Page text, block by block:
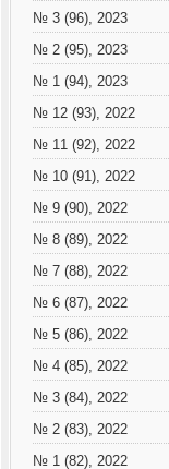
№ 3 (96), 2023
№ 2 (95), 2023
№ 1 (94), 2023
№ 12 (93), 2022
№ 11 (92), 2022
№ 10 (91), 2022
№ 9 (90), 2022
№ 8 (89), 2022
№ 7 (88), 2022
№ 6 (87), 2022
№ 5 (86), 2022
№ 4 (85), 2022
№ 3 (84), 2022
№ 2 (83), 2022
№ 1 (82), 2022